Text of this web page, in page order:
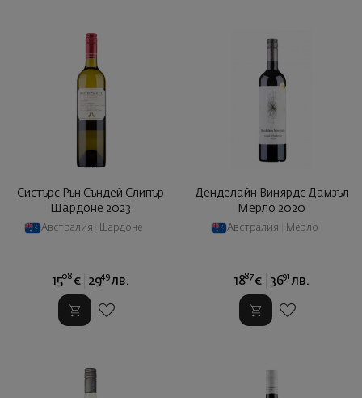
Систърс Рън Съндей Слипър
Шардоне 2023
Австралия Шардоне
1508 € 2949 лв.
Денделайн Винярдс Дамзъл
Мерло 2020
Австралия Мерло
1887 € 3691 лв.